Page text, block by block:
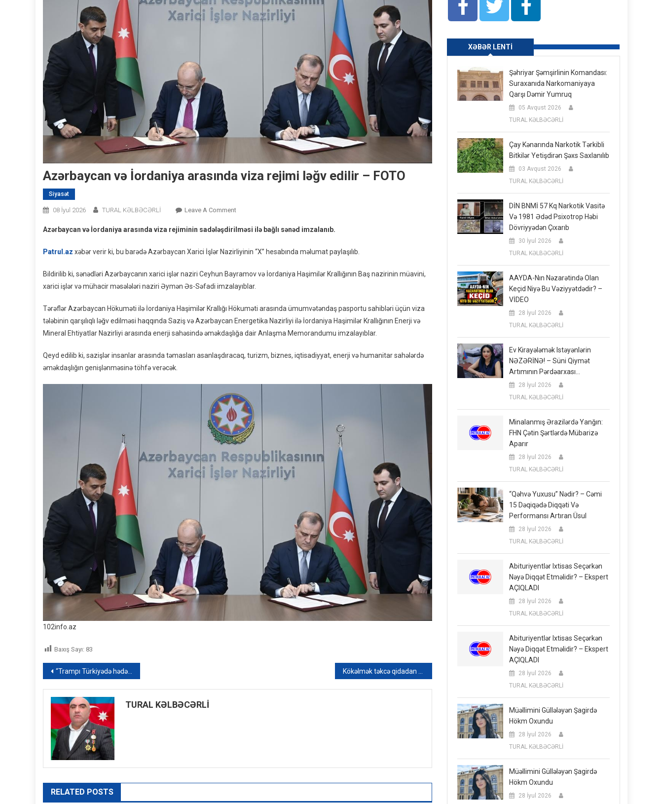
Azərbaycan və İordaniya arasında viza rejimi ləğv edilir – FOTO
Siyasət
08 İyul 2026 TURAL KƏLBƏCƏRLİ Leave A CommentOn
Və
Arasında
Rejimi
Ləğv
–
FOTO
Azərbaycan və İordaniya arasında viza rejiminin sadələşdirilməsi ilə bağlı sənəd imzalanıb.
Patrul.az xəbər verir ki, bu barədə Azərbaycan Xarici İşlər Nazirliyinin “X” hesabında məlumat paylaşılıb.
Bildirilib ki, sənədləri Azərbaycanın xarici işlər naziri Ceyhun Bayramov və İordaniya Haşimilər Krallığının Baş nazirinin müavini,
xarici işlər və mühacir məsələləri naziri Əymən Əs-Səfadi imzalayıblar.
Tərəflər Azərbaycan Hökuməti ilə İordaniya Haşimilər Krallığı Hökuməti arasında ümumvətəndaş pasportu sahibləri üçün viza
tələbinin qarşılıqlı ləğv edilməsi haqqında Saziş və Azərbaycan Energetika Nazirliyi ilə İordaniya Haşimilər Krallığının Enerji və
Mineral Ehtiyatlar Nazirliyi arasında enerji sahəsində əməkdaşlığa dair Anlaşma Memorandumu imzalayıblar.
Qeyd edilib ki, sazişlər insanlar arasında təmasları asanlaşdıracaq, turizm, biznes, iqtisadiyyat, enerji və humanitar sahələrdə
əməkdaşlığın genişlənməsinə töhfə verəcək.
102info.az
Baxış Sayı: 83
Yazı
naviqasiyası
“Trampı Türkiyədə hədəfə almalıyıq” – İran rəsmisi
TURAL KƏLBƏCƏRLİ
RELATED POSTS
XƏBƏR LENTI
Şəhriyar Şəmşirlinin Komandası:
Suraxanıda Narkomaniyaya
Qarşı Dəmir Yumruq
05 Avqust 2026
TURAL KƏLBƏCƏRLİ
Çay Kənarında Narkotik Tərkibli
Bitkilər Yetişdirən Şəxs Saxlanılıb
03 Avqust 2026
TURAL KƏLBƏCƏRLİ
DİN BNMİ 57 Kq Narkotik Vasitə
Və 1981 Ədəd Psixotrop Həbi
Dövriyyədən Çıxarıb
30 İyul 2026
TURAL KƏLBƏCƏRLİ
AAYDA-Nın Nəzarətində Olan
Keçid Niyə Bu Vəziyyətdədir? –
VİDEO
28 İyul 2026
TURAL KƏLBƏCƏRLİ
Ev Kirayələmək Istəyənlərin
NƏZƏRİNƏ! – Süni Qiymət
Artımının Pərdəarxası…
28 İyul 2026
TURAL KƏLBƏCƏRLİ
Minalanmış Ərazilərdə Yanğın:
FHN Çətin Şərtlərdə Mübarizə
Aparır
28 İyul 2026
TURAL KƏLBƏCƏRLİ
“Qəhvə Yuxusu” Nədir? – Cəmi
15 Dəqiqədə Diqqəti Və
Performansı Artıran Üsul
28 İyul 2026
TURAL KƏLBƏCƏRLİ
Abituriyentlər Ixtisas Seçərkən
Nəyə Diqqət Etməlidir? – Ekspert
AÇIQLADI
28 İyul 2026
TURAL KƏLBƏCƏRLİ
Abituriyentlər Ixtisas Seçərkən
Nəyə Diqqət Etməlidir? – Ekspert
AÇIQLADI
28 İyul 2026
TURAL KƏLBƏCƏRLİ
Müəllimini Güllələyən Şagirdə
Hökm Oxundu
28 İyul 2026
TURAL KƏLBƏCƏRLİ
Müəllimini Güllələyən Şagirdə
Hökm Oxundu
28 İyul 2026